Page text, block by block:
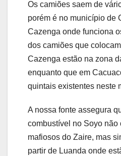
Os camiões saem de
porém é no município de
Cazenga onde funciona
dos camiões que
Cazenga estão na zona
enquanto que em
quintais existentes neste
A nossa fonte assegura
combustível no Soyo não
mafiosos do Zaire, mas
partir de Luanda onde